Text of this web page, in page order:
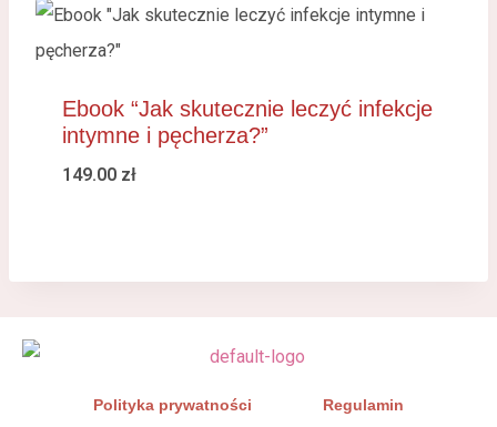
Ebook “Jak skutecznie leczyć infekcje
intymne i pęcherza?”
149.00 zł
Polityka prywatności Regulamin